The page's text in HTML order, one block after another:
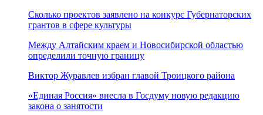
Сколько проектов заявлено на конкурс Губернаторских
грантов в сфере культуры
Между Алтайским краем и Новосибирской областью
определили точную границу
Виктор Журавлев избран главой Троицкого района
«Единая Россия» внесла в Госдуму новую редакцию
закона о занятости